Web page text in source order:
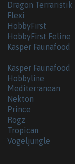
Dragon Terraristik
Flexi
HobbyFirst
HobbyFirst Feline
Kasper Faunafood
Kasper Faunafood
Hobbyline
Mediterranean
Nekton
Prince
Rogz
Tropican
Vogeljungle